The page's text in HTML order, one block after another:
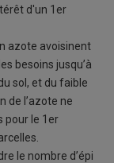
d'un 1er
azote avoisinent
besoins jusqu’à
sol, et du faible
de l’azote ne
pour le 1er
le nombre d’épi